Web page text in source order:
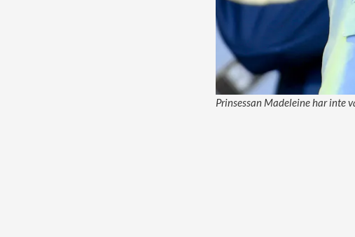
Prinsessan Madeleine har inte